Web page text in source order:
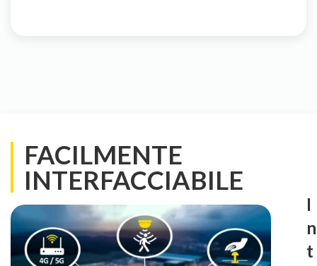
FACILMENTE
INTERFACCIABILE
I
n
t